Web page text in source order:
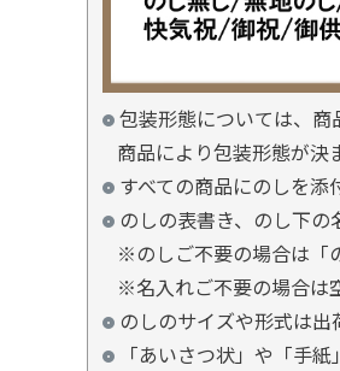
包装形態については、商
商品により包装形態が決
すべての商品にのしを添
のしの表書き、のし下の
※のしご不要の場合は「
※名入れご不要の場合は
のしのサイズや形式は出
「あいさつ状」や「手